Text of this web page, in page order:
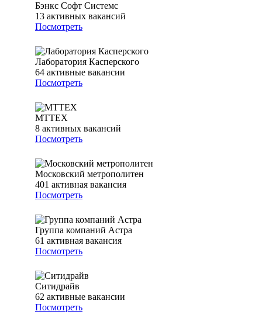
Бэнкс Софт Системс
13 активных вакансий
Посмотреть
Лаборатория Касперского
64 активные вакансии
Посмотреть
МТТЕХ
8 активных вакансий
Посмотреть
Московский метрополитен
401 активная вакансия
Посмотреть
Группа компаний Астра
61 активная вакансия
Посмотреть
Ситидрайв
62 активные вакансии
Посмотреть